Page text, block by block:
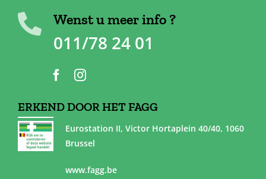
Wenst u meer info ?
011/78 24 01
ERKEND DOOR HET FAGG
Eurostation II, Victor Hortaplein 40/40, 1060
Brussel
www.fagg.be